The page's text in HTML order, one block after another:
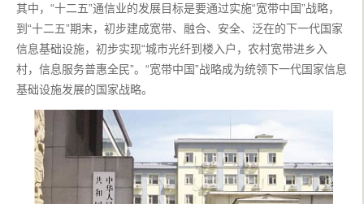
其中，“十二五”通信业的发展目标是要通过实施“宽带中国”战略，
到“十二五”期末，初步建成宽带、融合、安全、泛在的下一代国家
信息基础设施，初步实现“城市光纤到楼入户，农村宽带进乡入
村，信息服务普惠全民”。“宽带中国”战略成为统领下一代国家信息
基础设施发展的国家战略。